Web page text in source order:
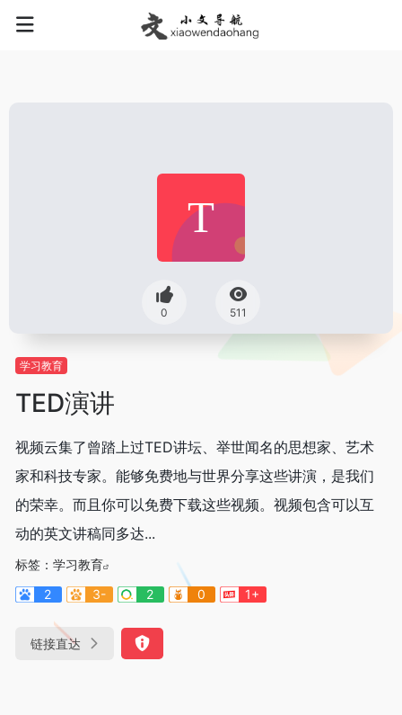
0 511
学习教育
TED演讲
视频云集了曾踏上过TED讲坛、举世闻名的思想家、艺术
家和科技专家。能够免费地与世界分享这些讲演，是我们
的荣幸。而且你可以免费下载这些视频。视频包含可以互
动的英文讲稿同多达...
标签： 学习教育
2
3- 2 0 1+
链接直达